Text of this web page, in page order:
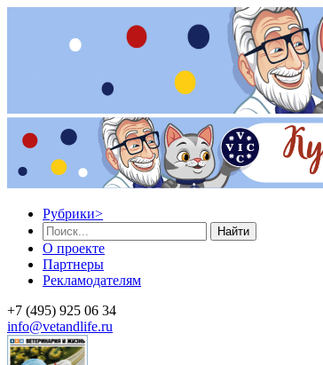
Рубрики>
Найти
О проекте
Партнеры
Рекламодателям
+7 (495) 925 06 34
info@vetandlife.ru